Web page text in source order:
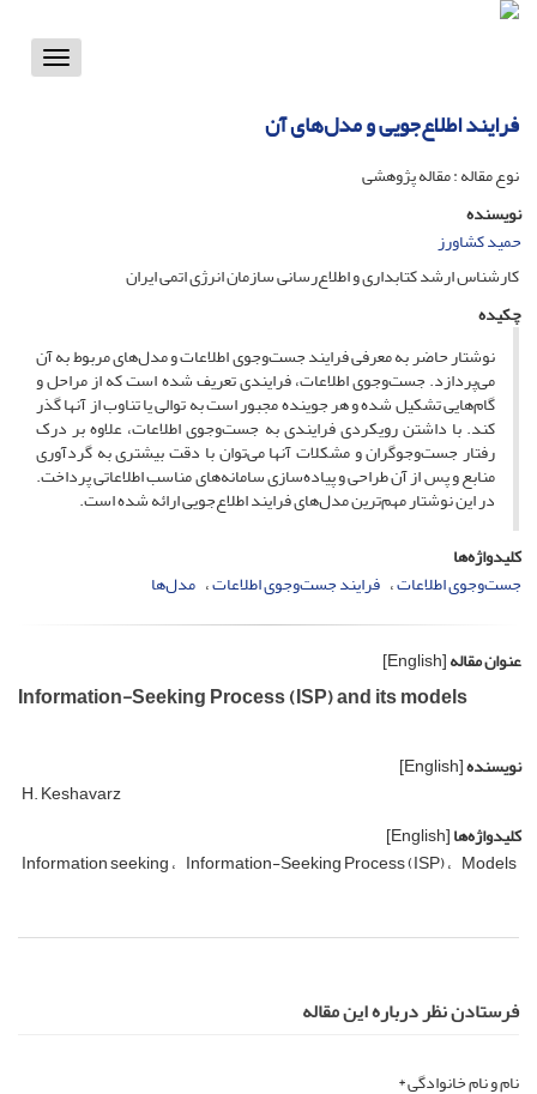
Toggle
فرایند اطلاع‌جویی و مدل‌های آن
نوع مقاله : مقاله پژوهشی
نویسنده
حمید کشاورز
کارشناس ارشد کتابداری و اطلاع‌رسانی سازمان انرژی اتمی ایران
چکیده
نوشتار حاضر به معرفی فرایند جست‌وجوی اطلاعات و مدل‌های مربوط به آن
می‌پردازد. جست‌وجوی اطلاعات، فرایندی تعریف شده است که از مراحل و
گام‌هایی تشکیل شده و هر جوینده مجبور است به توالی یا تناوب از آنها گذر
کند. با داشتن رویکردی فرایندی به جست‌وجوی اطلاعات، علاوه بر درک
رفتار جست‌وجوگران و مشکلات آنها می‌توان با دقت بیشتری به گردآوری
منابع و پس از آن طراحی و پیاده‌سازی سامانه‌های مناسب اطلاعاتی پرداخت.
در این نوشتار مهم‌ترین مدل‌های فرایند اطلاع‌جویی ارائه شده است.
کلیدواژه‌ها
جست‌وجوی اطلاعات فرایند جست‌وجوی اطلاعات مدل‌ها
عنوان مقاله[English]
Information-Seeking Process (ISP) and its models
نویسنده[English]
H. Keshavarz
کلیدواژه‌ها[English]
Information seeking Information-Seeking Process (ISP) Models
فرستادن نظر درباره این مقاله
نام و نام خانوادگی *